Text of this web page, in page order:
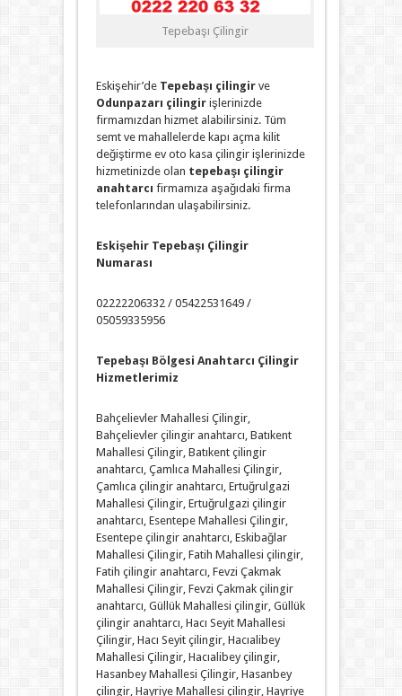
Tepebaşı Çilingir
Eskişehir’de Tepebaşı çilingirve
Odunpazarı çilingirişlerinizde
firmamızdan hizmet alabilirsiniz. Tüm
semt ve mahallelerde kapı açma kilit
değiştirme ev oto kasa çilingir işlerinizde
hizmetinizde olan tepebaşı çilingir
anahtarcı firmamıza aşağıdaki firma
telefonlarından ulaşabilirsiniz.
Eskişehir Tepebaşı Çilingir
Numarası
02222206332 / 05422531649 /
05059335956
Tepebaşı Bölgesi Anahtarcı Çilingir
Hizmetlerimiz
Bahçelievler Mahallesi Çilingir,
Bahçelievler çilingir anahtarcı, Batıkent
Mahallesi Çilingir, Batıkent çilingir
anahtarcı, Çamlıca Mahallesi Çilingir,
Çamlıca çilingir anahtarcı, Ertuğrulgazi
Mahallesi Çilingir, Ertuğrulgazi çilingir
anahtarcı, Esentepe Mahallesi Çilingir,
Esentepe çilingir anahtarcı, Eskibağlar
Mahallesi Çilingir, Fatih Mahallesi çilingir,
Fatih çilingir anahtarcı, Fevzi Çakmak
Mahallesi Çilingir, Fevzi Çakmak çilingir
anahtarcı, Güllük Mahallesi çilingir, Güllük
çilingir anahtarcı, Hacı Seyit Mahallesi
Çilingir, Hacı Seyit çilingir, Hacıalibey
Mahallesi Çilingir, Hacıalibey çilingir,
Hasanbey Mahallesi Çilingir, Hasanbey
çilingir, Hayriye Mahallesi çilingir, Hayriye